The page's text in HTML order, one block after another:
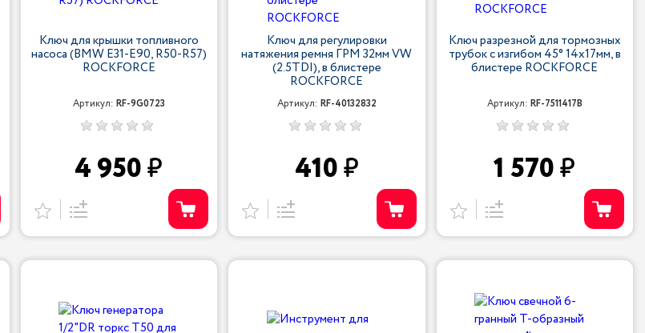
Ключ для крышки топливного
насоса (BMW Е31-Е90, R50-R57)
ROCKFORCE
Артикул: RF-9G0723
4 950
Ключ для регулировки
натяжения ремня ГРМ 32мм VW
(2.5TDI), в блистере
ROCKFORCE
Артикул: RF-40132832
410
Ключ разрезной для тормозных
трубок с изгибом 45° 14x17мм, в
блистере ROCKFORCE
Артикул: RF-7511417B
1 570